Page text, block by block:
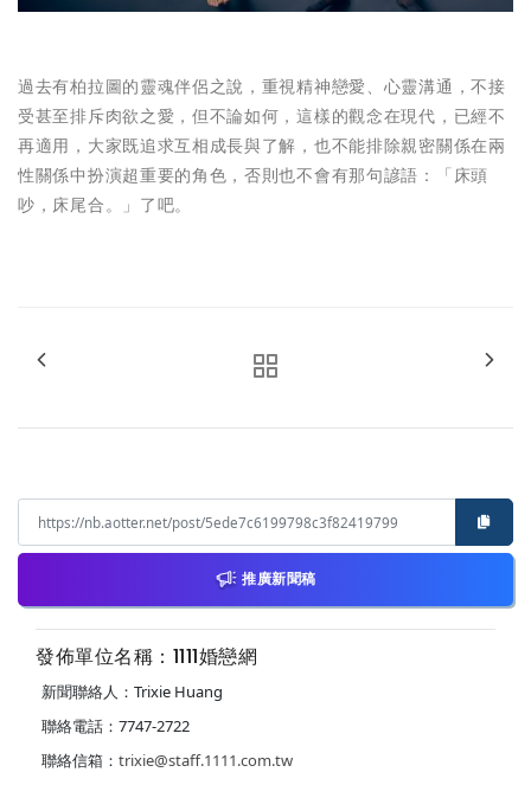
過去有柏拉圖的靈魂伴侶之說，重視精神戀愛、心靈溝通，不接
受甚至排斥肉欲之愛，但不論如何，這樣的觀念在現代，已經不
再適用，大家既追求互相成長與了解，也不能排除親密關係在兩
性關係中扮演超重要的角色，否則也不會有那句諺語：「床頭
吵，床尾合。」了吧。
推廣新聞稿
發佈單位名稱：1111婚戀網
新聞聯絡人：Trixie Huang
聯絡電話：7747-2722
聯絡信箱： trixie@staff.1111.com.tw